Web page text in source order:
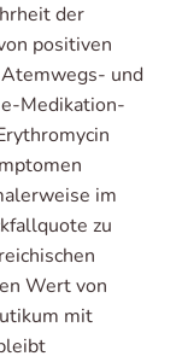
der
positiven
und
Medikation-
im
zu
Wert von
mit